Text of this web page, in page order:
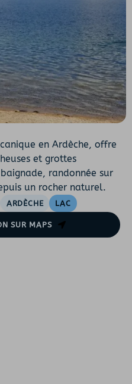
en Ardèche, offre
et grottes
randonnée sur
un rocher naturel.
ARDÈCHE LAC
SUR MAPS